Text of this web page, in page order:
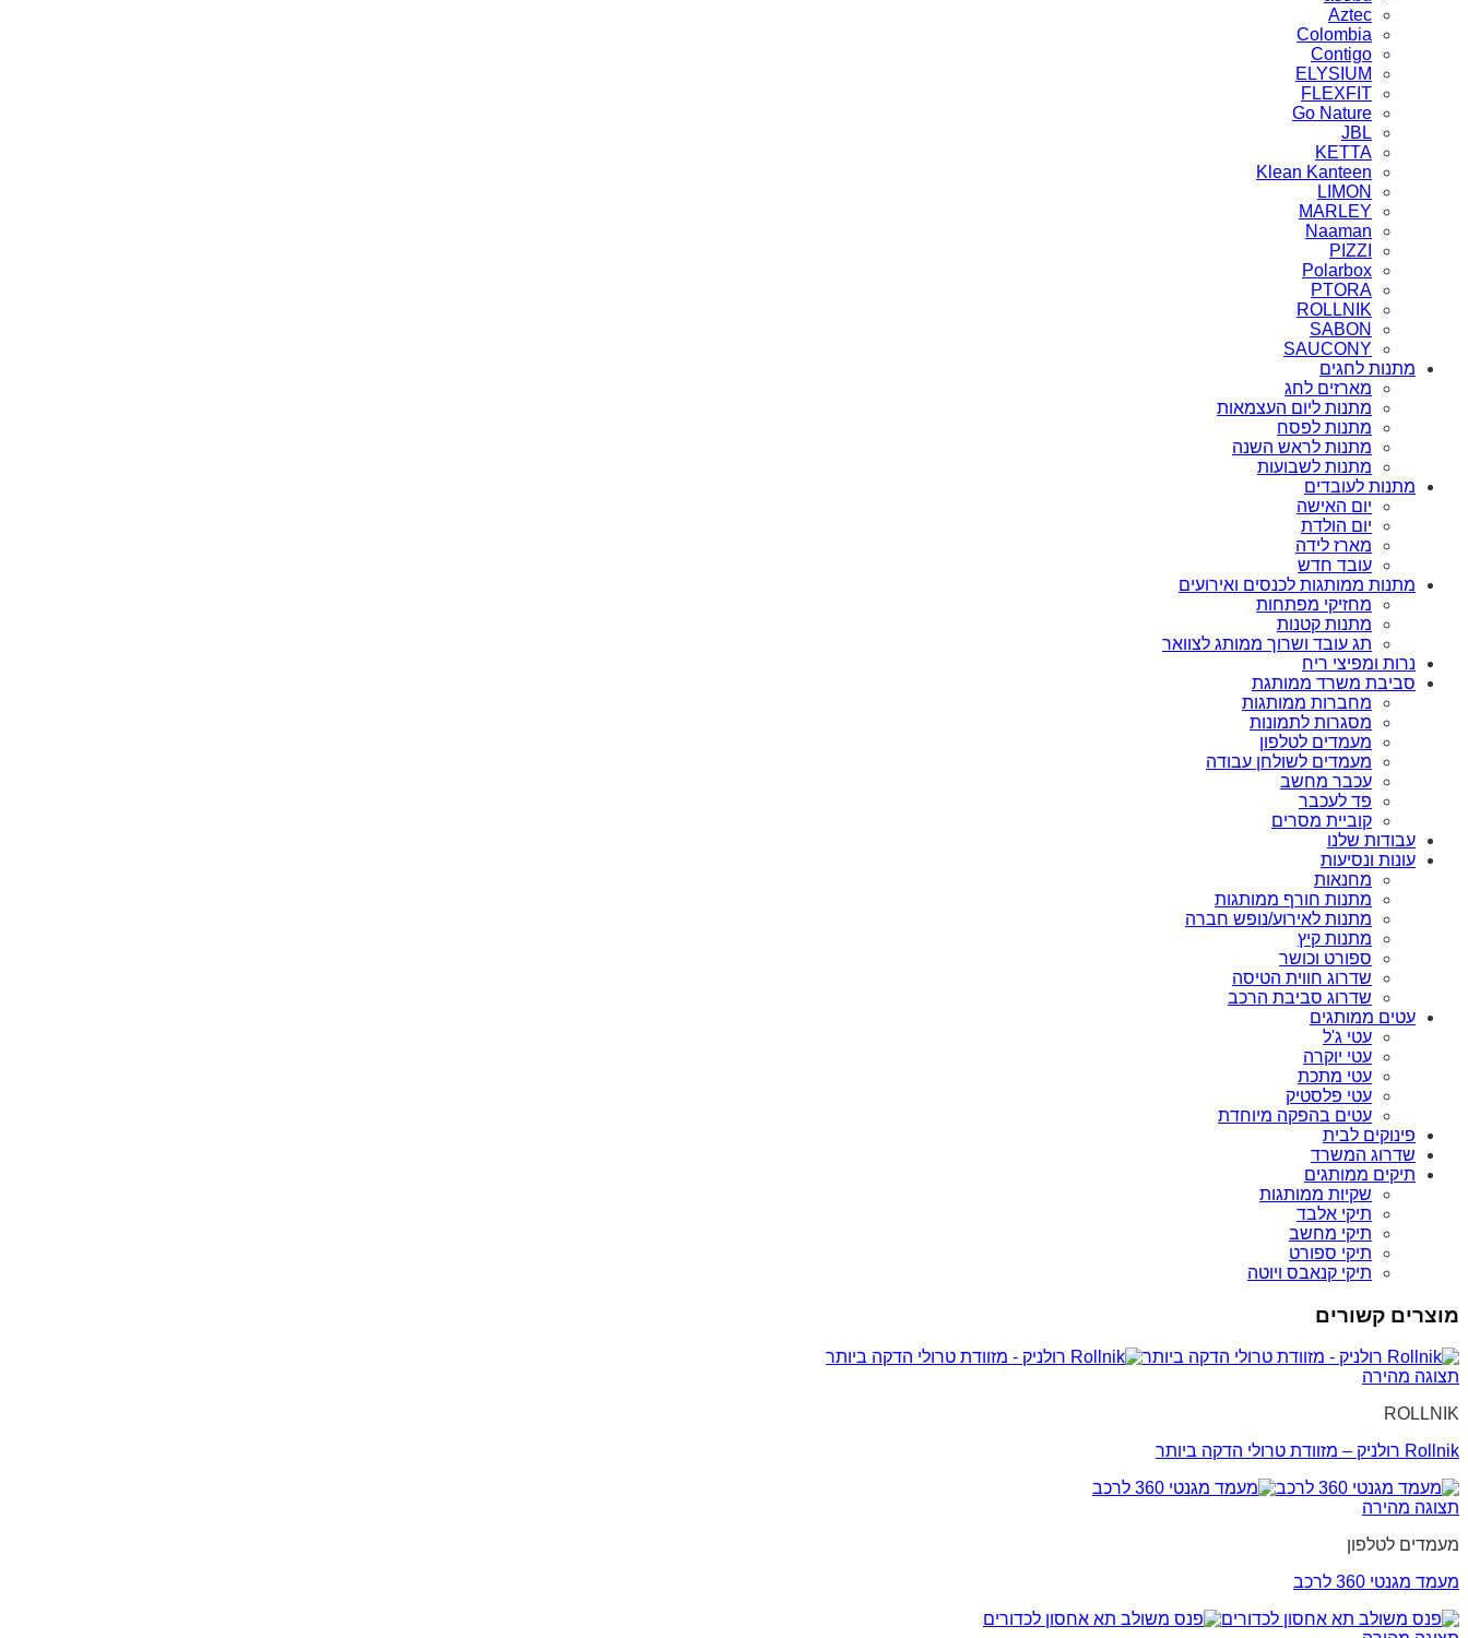
Aztec
Colombia
Contigo
ELYSIUM
FLEXFIT
Go Nature
JBL
KETTA
Klean Kanteen
LIMON
MARLEY
Naaman
PIZZI
Polarbox
PTORA
ROLLNIK
SABON
SAUCONY
מתנות לחגים
מארזים לחג
מתנות ליום העצמאות
מתנות לפסח
מתנות לראש השנה
מתנות לשבועות
מתנות לעובדים
יום האישה
יום הולדת
מארז לידה
עובד חדש
מתנות ממותגות לכנסים ואירועים
מחזיקי מפתחות
מתנות קטנות
תג עובד ושרוך ממותג לצוואר
נרות ומפיצי ריח
סביבת משרד ממותגת
מחברות ממותגות
מסגרות לתמונות
מעמדים לטלפון
מעמדים לשולחן עבודה
עכבר מחשב
פד לעכבר
קוביית מסרים
עבודות שלנו
עונות ונסיעות
מחנאות
מתנות חורף ממותגות
מתנות לאירוע/נופש חברה
מתנות קיץ
ספורט וכושר
שדרוג חווית הטיסה
שדרוג סביבת הרכב
עטים ממותגים
עטי ג'ל
עטי יוקרה
עטי מתכת
עטי פלסטיק
עטים בהפקה מיוחדת
פינוקים לבית
שדרוג המשרד
תיקים ממותגים
שקיות ממותגות
תיקי אלבד
תיקי מחשב
תיקי ספורט
תיקי קנאבס ויוטה
מוצרים קשורים
תצוגה מהירה
ROLLNIK
Rollnik רולניק – מזוודת טרולי הדקה ביותר
תצוגה מהירה
מעמדים לטלפון
מעמד מגנטי 360 לרכב